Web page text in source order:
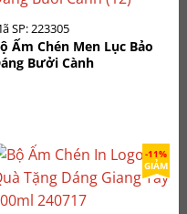
SP: 223305
Ấm Chén Men Lục Bảo
Bưởi Cành
-11%
GIẢM